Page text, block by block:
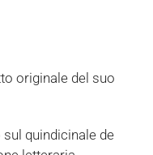
originale del suo
sul quindicinale de